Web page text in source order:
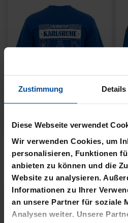
Zustimmung Details
Diese Webseite verwendet
Wir verwenden Cookies, um
personalisieren, Funktionen
anbieten zu können und die
Website zu analysieren.
Informationen zu Ihrer
an unsere Partner für soziale
Analysen weiter. Unsere
Neu
T-SHIRT STADTMOMENTE
29,95 €